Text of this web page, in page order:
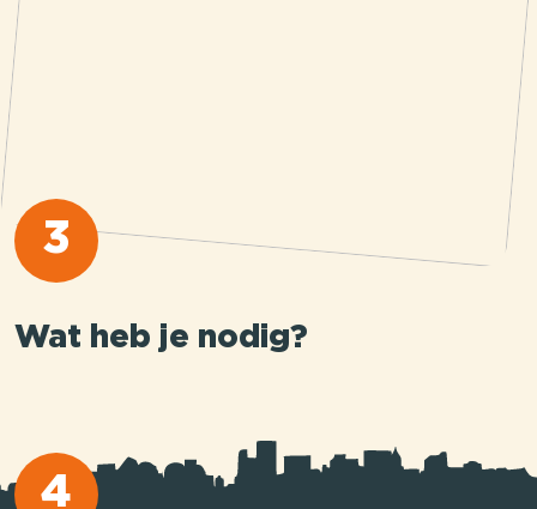
3
Wat heb je nodig?
4